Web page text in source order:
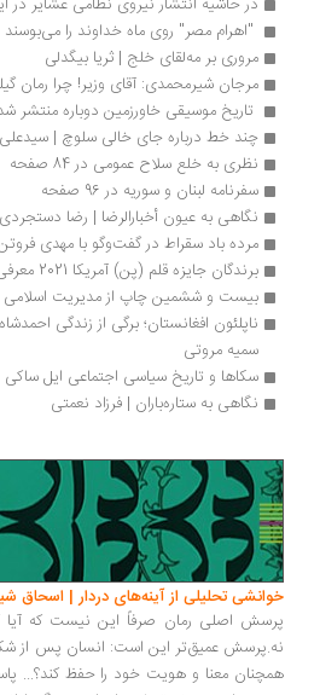
"اهرام مصر" روی ماه ‌خداوند را می‌بوسند
مروری بر مه‌لقای خلج | ثریا بیگدلی
مرجان شیرمحمدی: آقای وزیر! چرا رمان
تاریخ موسیقی خاورزمین دوباره منتشر
چند خط درباره جای خالی سلوچ |
نظری به خلع سلاح عمومی در 84 صفحه
سفرنامه لبنان و سوریه در 96 صفحه
نگاهی به عیون أخبارالرضا | رضا دستجردی
مرده باد سقراط در گفت‌وگو با مهدی
برندگان جایزه قلم (پن) آمریکا 2021 معرفی شدند
بیست و ششمین چاپ از مدیریت اسلامی
سمیه مروتی
سکاها و تاریخ سیاسی اجتماعی ایل ساکی
نگاهی به ستاره‌‏باران | فرزاد نعمتی
خوانشی تحلیلی از آینه‌های دردار | اسحاق
پرسش اصلی رمان صرفاً این نیست که آیا
نه.پرسش عمیق‌تر این است: انسان پس از
همچنان معنا و هویت خود را حفظ کند؟...